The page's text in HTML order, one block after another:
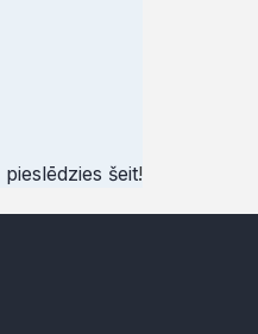
pieslēdzies šeit!